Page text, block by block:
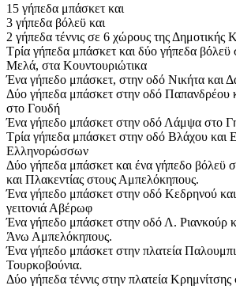
15 γήπεδα μπάσκετ και
3 γήπεδα βόλεϋ και
2 γήπεδα τέννις σε 6 χώρους της Δημοτικής
Τρία γήπεδα μπάσκετ και δύο γήπεδα βόλεϋ
Μελά, στα Κουντουριώτικα
Ένα γήπεδο μπάσκετ, στην οδό Νικήτα και
Δύο γήπεδα μπάσκετ στην οδό Παπανδρέου
στο Γουδή
Ένα γήπεδο μπάσκετ στην οδό Λάμψα στο
Τρία γήπεδα μπάσκετ στην οδό Βλάχου και
Ελληνορώσσων
Δύο γήπεδα μπάσκετ και ένα γήπεδο βόλεϋ
και Πλακεντίας στους Αμπελόκηπους.
Ένα γήπεδο μπάσκετ στην οδό Κεδρηνού
γειτονιά Αβέρωφ
Ένα γήπεδο μπάσκετ στην οδό Λ. Ριανκούρ
Άνω Αμπελόκηπους.
Ένα γήπεδο μπάσκετ στην πλατεία
Τουρκοβούνια.
Δύο γήπεδα τέννις στην πλατεία